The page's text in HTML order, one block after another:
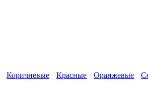
Коричневые Красные Оранжевые